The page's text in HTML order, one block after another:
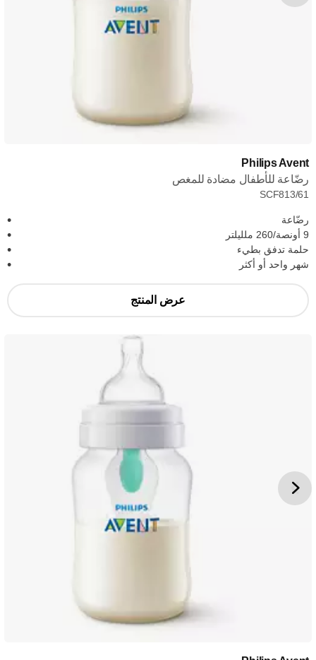
Philips Avent
رضّاعة للأطفال مضادة للمغص
SCF813/61
رضّاعة
9 أونصة/260 ملليلتر
حلمة تدفق بطيء
شهر واحد أو أكثر
عرض المنتج